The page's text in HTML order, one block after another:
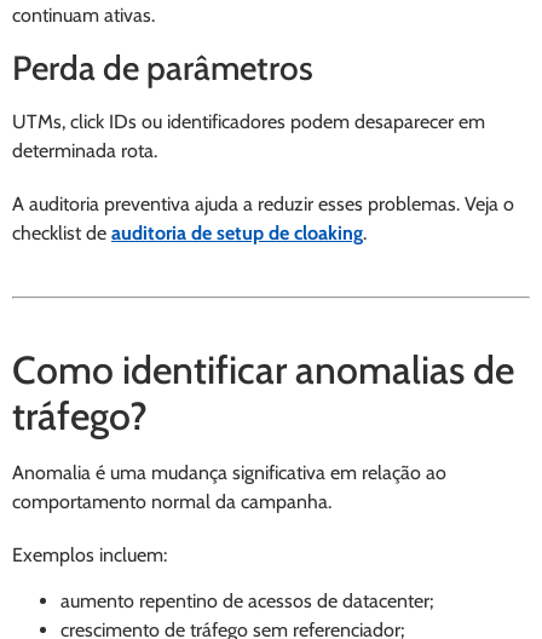
continuam ativas.
Perda de parâmetros
UTMs, click IDs ou identificadores podem desaparecer em
determinada rota.
A auditoria preventiva ajuda a reduzir esses problemas. Veja o
checklist de auditoria de setup de cloaking.
Como identificar anomalias de
tráfego?
Anomalia é uma mudança significativa em relação ao
comportamento normal da campanha.
Exemplos incluem:
aumento repentino de acessos de datacenter;
crescimento de tráfego sem referenciador;